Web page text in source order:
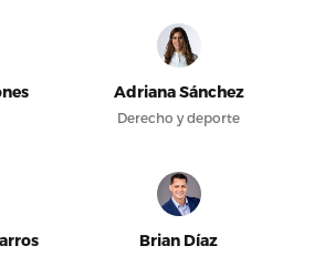
Adriana Sánchez
Derecho y deporte
Brian Díaz